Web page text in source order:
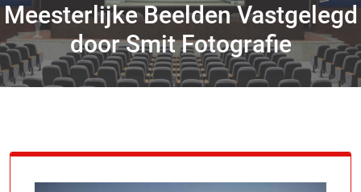
Meesterlijke Beelden Vastgelegd
door Smit Fotografie